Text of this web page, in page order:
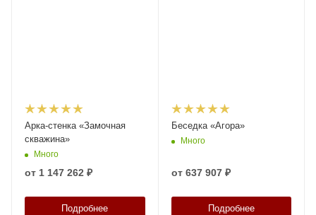
Арка-стенка «Замочная
скважина»
Много
от 1 147 262 ₽
Подробнее
Беседка «Агора»
Много
от 637 907 ₽
Подробнее